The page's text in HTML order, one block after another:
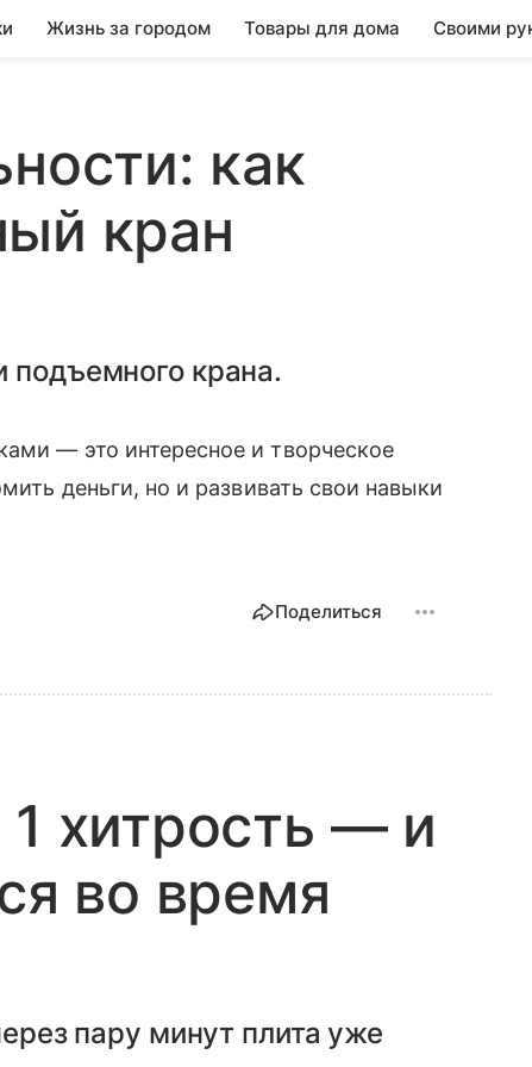
Жизнь за городом Товары для дома Своими
как
кран
крана.
— это интересное и творческое
деньги, но и развивать свои навыки
Поделиться
хитрость — и
во время
пару минут плита уже